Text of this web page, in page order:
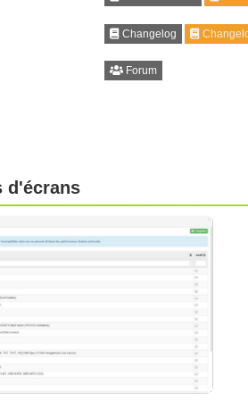
Changelog
Forum
d'écrans